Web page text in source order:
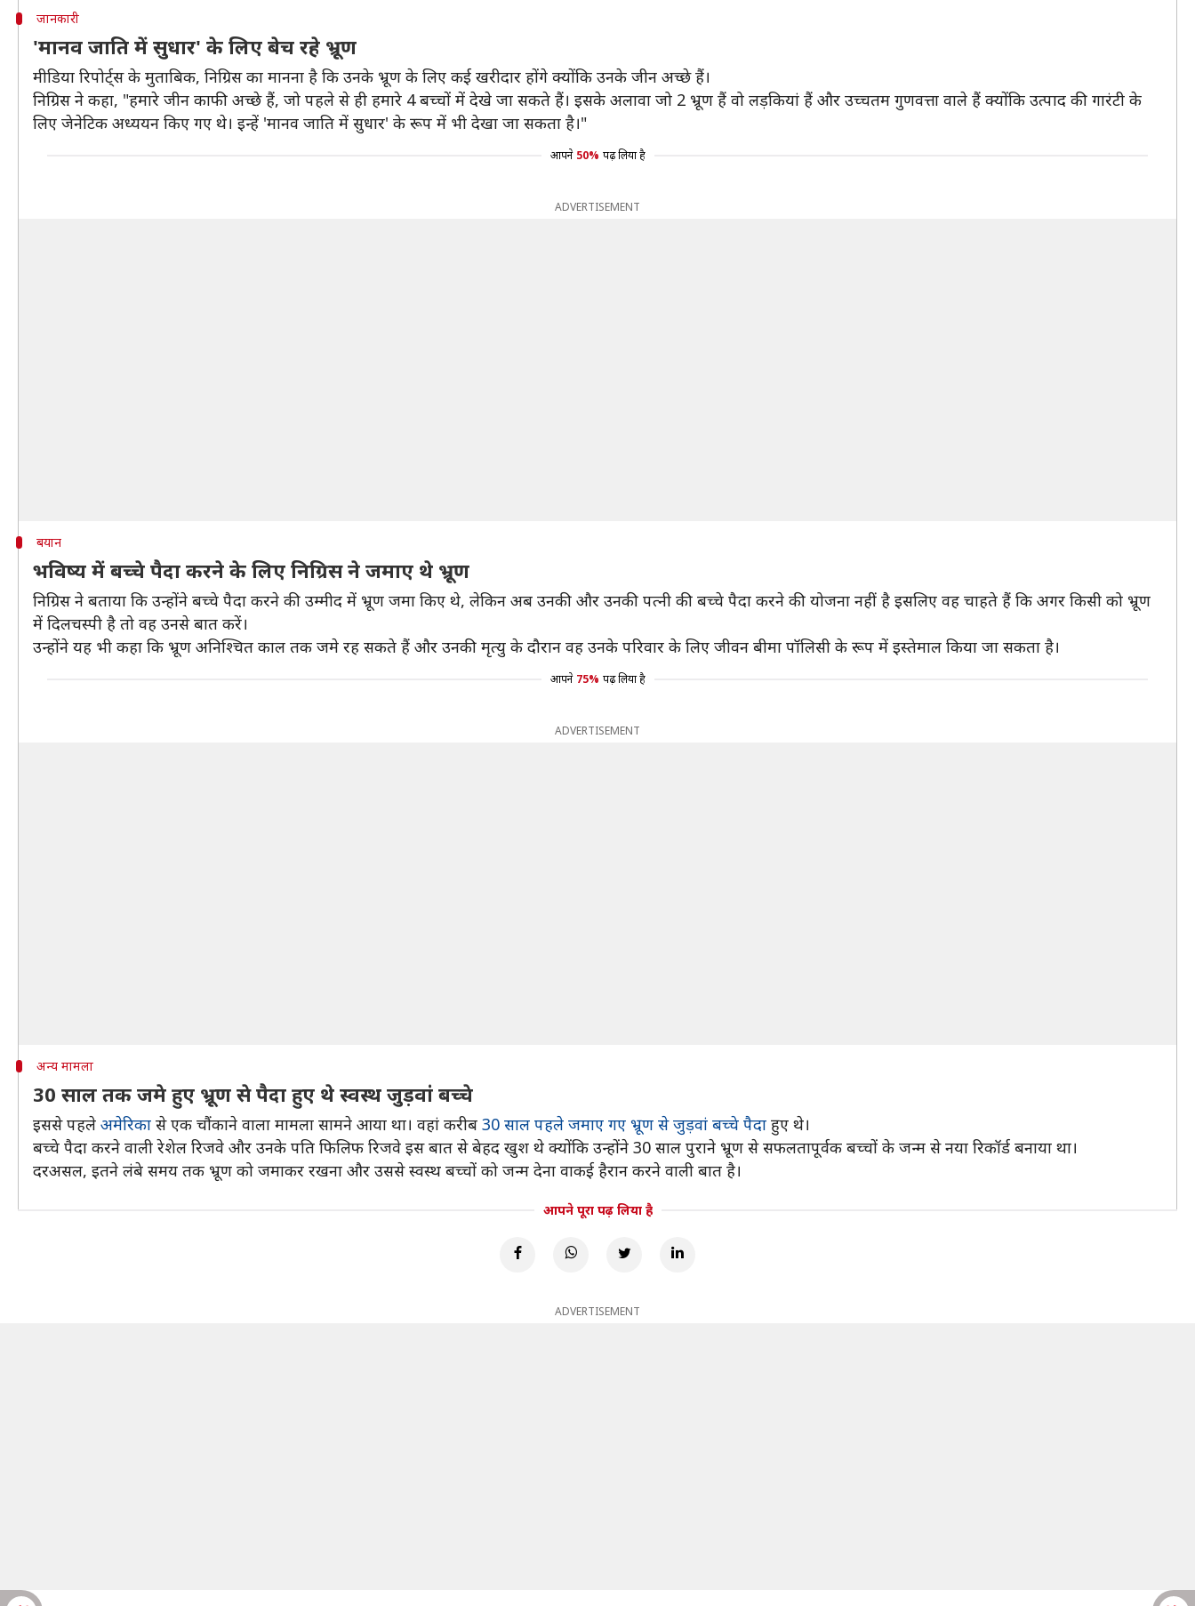
जानकारी
'मानव जाति में सुधार' के लिए बेच रहे भ्रूण
मीडिया रिपोर्ट्स के मुताबिक, निग्रिस का मानना है कि उनके भ्रूण के लिए कई खरीदार होंगे क्योंकि उनके जीन अच्छे हैं।
निग्रिस ने कहा, "हमारे जीन काफी अच्छे हैं, जो पहले से ही हमारे 4 बच्चों में देखे जा सकते हैं। इसके अलावा जो 2 भ्रूण हैं वो लड़कियां हैं और उच्चतम गुणवत्ता वाले हैं क्योंकि उत्पाद की गारंटी के
लिए जेनेटिक अध्ययन किए गए थे। इन्हें 'मानव जाति में सुधार' के रूप में भी देखा जा सकता है।"
आपने 50% पढ़ लिया है
ADVERTISEMENT
बयान
भविष्य में बच्चे पैदा करने के लिए निग्रिस ने जमाए थे भ्रूण
निग्रिस ने बताया कि उन्होंने बच्चे पैदा करने की उम्मीद में भ्रूण जमा किए थे, लेकिन अब उनकी और उनकी पत्नी की बच्चे पैदा करने की योजना नहीं है इसलिए वह चाहते हैं कि अगर किसी को भ्रूण
में दिलचस्पी है तो वह उनसे बात करें।
उन्होंने यह भी कहा कि भ्रूण अनिश्चित काल तक जमे रह सकते हैं और उनकी मृत्यु के दौरान वह उनके परिवार के लिए जीवन बीमा पॉलिसी के रूप में इस्तेमाल किया जा सकता है।
आपने 75% पढ़ लिया है
ADVERTISEMENT
अन्य मामला
30 साल तक जमे हुए भ्रूण से पैदा हुए थे स्वस्थ जुड़वां बच्चे
इससे पहले अमेरिका से एक चौंकाने वाला मामला सामने आया था। वहां करीब 30 साल पहले जमाए गए भ्रूण से जुड़वां बच्चे पैदा हुए थे।
बच्चे पैदा करने वाली रेशेल रिजवे और उनके पति फिलिफ रिजवे इस बात से बेहद खुश थे क्योंकि उन्होंने 30 साल पुराने भ्रूण से सफलतापूर्वक बच्चों के जन्म से नया रिकॉर्ड बनाया था।
दरअसल, इतने लंबे समय तक भ्रूण को जमाकर रखना और उससे स्वस्थ बच्चों को जन्म देना वाकई हैरान करने वाली बात है।
आपने पूरा पढ़ लिया है
ADVERTISEMENT